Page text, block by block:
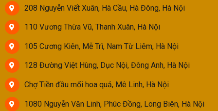
208 Nguyễn Viết Xuân, Hà Cầu, Hà Đông, Hà Nội
110 Vương Thừa Vũ, Thanh Xuân, Hà Nội
105 Cương Kiên, Mễ Trì, Nam Từ Liêm, Hà Nội
128 Đường Việt Hùng, Dục Nội, Đông Anh, Hà Nội
Chợ Tiền đầu mối hoa quả, Mê Linh, Hà Nội
1080 Nguyễn Văn Linh, Phúc Đồng, Long Biên, Hà Nội